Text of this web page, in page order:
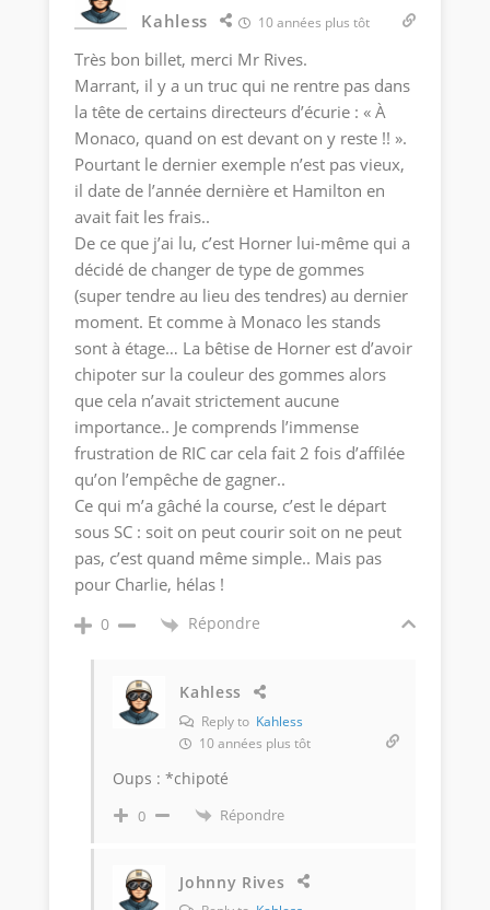
Kahless 10 années plus tôt
Très bon billet, merci Mr Rives.
Marrant, il y a un truc qui ne rentre pas dans
la tête de certains directeurs d’écurie : « À
Monaco, quand on est devant on y reste !! ».
Pourtant le dernier exemple n’est pas vieux,
il date de l’année dernière et Hamilton en
avait fait les frais..
De ce que j’ai lu, c’est Horner lui-même qui a
décidé de changer de type de gommes
(super tendre au lieu des tendres) au dernier
moment. Et comme à Monaco les stands
sont à étage… La bêtise de Horner est d’avoir
chipoter sur la couleur des gommes alors
que cela n’avait strictement aucune
importance.. Je comprends l’immense
frustration de RIC car cela fait 2 fois d’affilée
qu’on l’empêche de gagner..
Ce qui m’a gâché la course, c’est le départ
sous SC : soit on peut courir soit on ne peut
pas, c’est quand même simple.. Mais pas
pour Charlie, hélas !
0 Répondre
Kahless
Reply to Kahless
10 années plus tôt
Oups : *chipoté
0 Répondre
Johnny Rives